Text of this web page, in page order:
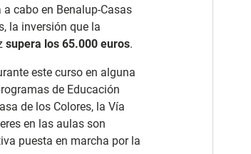
cabo en Benalup-Casas
la inversión que la
supera los 65.000 euros.
este curso en alguna
de Educación
de los Colores, la Vía
en las aulas son
puesta en marcha por la